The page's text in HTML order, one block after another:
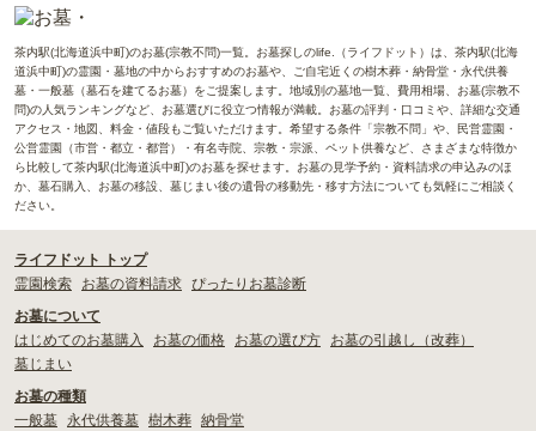
茶内駅(北海道浜中町)のお墓(宗教不問)一覧。お墓探しのlife.（ライフドット）は、茶内駅(北海
道浜中町)の霊園・墓地の中からおすすめのお墓や、ご自宅近くの樹木葬・納骨堂・永代供養
墓・一般墓（墓石を建てるお墓）をご提案します。地域別の墓地一覧、費用相場、お墓(宗教不
問)の人気ランキングなど、お墓選びに役立つ情報が満載。お墓の評判・口コミや、詳細な交通
アクセス・地図、料金・値段もご覧いただけます。希望する条件「宗教不問」や、民営霊園・
公営霊園（市営・都立・都営）・有名寺院、宗教・宗派、ペット供養など、さまざまな特徴か
ら比較して茶内駅(北海道浜中町)のお墓を探せます。お墓の見学予約・資料請求の申込みのほ
か、墓石購入、お墓の移設、墓じまい後の遺骨の移動先・移す方法についても気軽にご相談く
ださい。
ライフドット トップ
霊園検索
お墓の資料請求 ぴったりお墓診断
お墓について
はじめてのお墓購入
お墓の価格 お墓の選び方
お墓の引越し（改葬）
墓じまい
お墓の種類
一般墓
永代供養墓 樹木葬 納骨堂